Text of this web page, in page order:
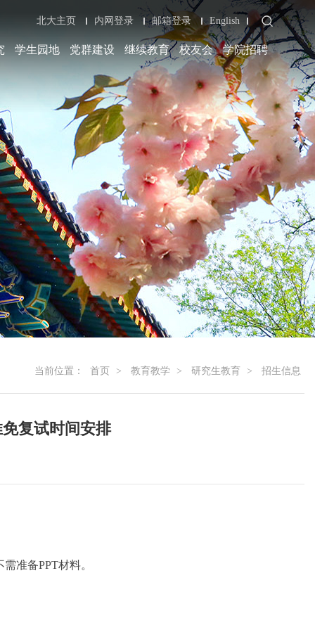
北大主页 内网登录 邮箱登录 English
学生园地 党群建设 继续教育 校友会 学院招聘
当前位置： 首页 > 教育教学 > 研究生教育 > 招生信息
复试时间安排
准备PPT材料。